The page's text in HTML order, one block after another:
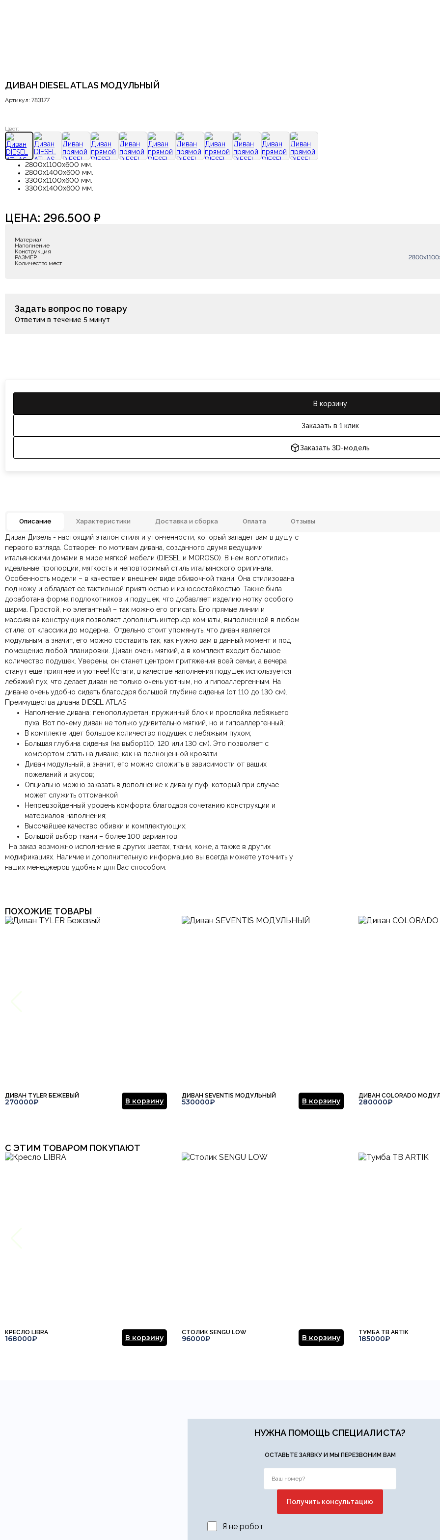
ДИВАН DIESEL ATLAS МОДУЛЬНЫЙ
Артикул: 783177
Цвет:
2800х1100х600 мм.
2800х1400х600 мм.
3300х1100х600 мм.
3300х1400х600 мм.
В корзину
Заказать в 1 клик
Заказать 3D-модель
ЦЕНА: 296.500 ₽
Материал
Наполнение
Конструкция
РАЗМЕР
Количество мест
Задать вопрос по товару
Ответим в течение 5 минут
Описание Характеристики Доставка и сборка Оплата Отзывы
Диван Дизель - настоящий эталон стиля и утонченности, который западет вам в душу с
первого взгляда. Сотворен по мотивам дивана, созданного двумя ведущими
итальянскими домами в мире мягкой мебели (DIESEL и MOROSO).
В нем воплотились
идеальные пропорции, мягкость и неповторимый стиль итальянского оригинала.
Особенность модели – в качестве и внешнем виде обивочной ткани. Она стилизована
под кожу и обладает ее тактильной приятностью и износостойкостью. Также была
доработана форма подлокотников и подушек, что добавляет изделию нотку особого
шарма.
Простой, но элегантный – так можно его описать. Его прямые линии и
массивная конструкция позволяет дополнить интерьер комнаты, выполненной в любом
стиле: от классики до модерна.
Отдельно стоит упомянуть, что диван является
модульным, а значит, его можно составить так, как нужно вам в данный момент и под
помещение любой планировки. Диван очень мягкий, а в комплект входит большое
количество подушек. Уверены, он станет центром притяжения всей семьи, а вечера
станут еще приятнее и уютнее! Кстати, в качестве наполнения подушек используется
лебяжий пух, что делает диван не только очень уютным, но и гипоаллергенным. На
диване очень удобно сидеть благодаря большой глубине сиденья (от 110 до 130 см).
Преимущества дивана DIESEL ATLAS
Наполнение дивана: пенополиуретан, пружинный блок и прослойка лебяжьего
пуха. Вот почему диван не только удивительно мягкий, но и гипоаллергенный;
В комплекте идет большое количество подушек с лебяжьим пухом;
Большая глубина сиденья (на выбор110, 120 или 130 см). Это позволяет с
комфортом спать на диване, как на полноценной кровати.
Диван модульный, а значит, его можно сложить в зависимости от ваших
пожеланий и вкусов;
Опциально можно заказать в дополнение к дивану пуф, который при случае
может служить оттоманкой
Непревзойденный уровень комфорта благодаря сочетанию конструкции и
материалов наполнения;
Высочайшее качество обивки и комплектующих;
Большой выбор ткани – более 100 вариантов.
На заказ возможно исполнение в других цветах, ткани, коже, а также в других
модификациях. Наличие и дополнительную информацию вы всегда можете уточнить у
наших менеджеров удобным для Вас способом.
Материал Антивандальная ткань, Бархат, Замша, Кожа, Ткань
Конструкция Модульная система, На металлических ножках
Количество мест Трехместные
Наличие спального места Без спального места
С подлокотниками, Широкие
Стиль Итальянский, Лофт, Минимализм, Модерн, Скандинавский, Современный
Комната
По всей России:отправляем через транспортную компаниюСДЭК. Срок доставки —
По Москве и Санкт-Петербургу:быстраяЯндекс.Доставка — доставка в день заказа.
Оплата в салоне-магазине— наличными или картой при самовывозе.
Безналичная оплата по счёту— для юридических и физических лиц.
Онлайн оплата картой— быстрая и безопасная через сайт.
Отзывов ещё нет. Напишите первым.
Ваша общая оценка
Заголовок вашего отзыва
Ваш отзыв
Ваше имя
Этот отзыв основан на моём опыте и выражает моё личное мнение. ​
ПОХОЖИЕ ТОВАРЫ
ДИВАН TYLER БЕЖЕВЫЙ
270000₽ В корзину
ДИВАН SEVENTIS МОДУЛЬНЫЙ
530000₽ В корзину
ДИВАН COLORADO
280000₽
С ЭТИМ ТОВАРОМ ПОКУПАЮТ
КРЕСЛО LIBRA
168000₽ В корзину
СТОЛИК SENGU LOW
96000₽ В корзину
ТУМБА ТВ ARTIK
185000₽
НУЖНА ПОМОЩЬ СПЕЦИАЛИСТА?
ОСТАВЬТЕ ЗАЯВКУ И МЫ ПЕРЕЗВОНИМ ВАМ
Я не робот